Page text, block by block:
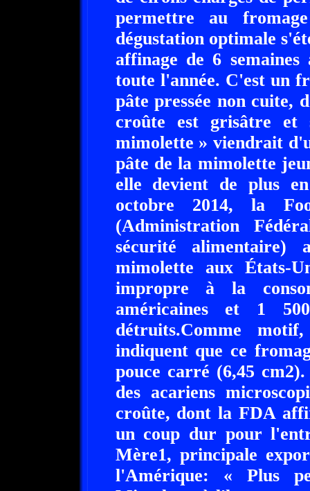
permettre au
dégustation optimale
affinage de 6
toute l'année. C'est un
pâte pressée non cuite,
croûte est grisâtre et
mimolette » viendrait
pâte de la mimolette
elle devient de plus
octobre 2014, la
(Administration
sécurité alimentaire)
mimolette aux États-
impropre à la
américaines et 1
détruits.Comme
indiquent que ce
pouce carré (6,45
des acariens
croûte, dont la FDA
un coup dur pour
Mère1, principale
l'Amérique: « Plus